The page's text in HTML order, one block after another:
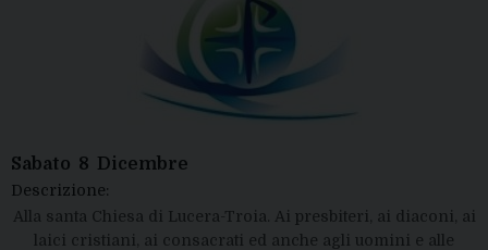
Sabato 8 Dicembre
Descrizione:
Alla santa Chiesa di Lucera-Troia. Ai presbiteri, ai diaconi, ai
laici cristiani, ai consacrati ed anche agli uomini e alle